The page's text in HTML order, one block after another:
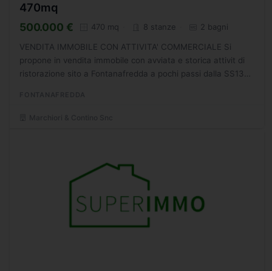
470mq
500.000 € 470 mq 8 stanze 2 bagni
VENDITA IMMOBILE CON ATTIVITA' COMMERCIALE Si
propone in vendita immobile con avviata e storica attivit di
ristorazione sito a Fontanafredda a pochi passi dalla SS13